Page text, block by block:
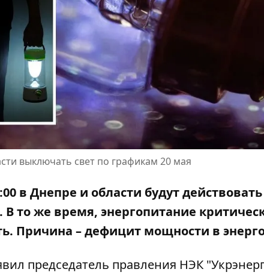
выключать свет по графикам 20 мая
в Днепре и области будут
В то же время, энергопитание
Причина – дефицит мощности в
председатель правления НЭК